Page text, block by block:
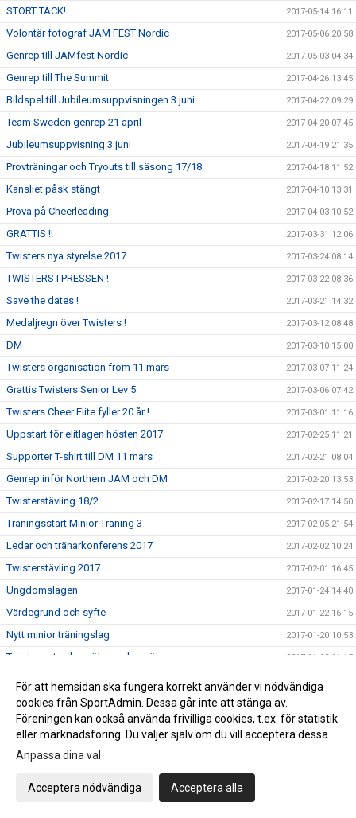
STORT TACK! 2017-05-14 16:11
Volontär fotograf JAM FEST Nordic 2017-05-06 20:58
Genrep till JAMfest Nordic 2017-05-03 04:34
Genrep till The Summit 2017-04-26 13:45
Bildspel till Jubileumsuppvisningen 3 juni 2017-04-22 09:29
Team Sweden genrep 21 april 2017-04-20 07:45
Jubileumsuppvisning 3 juni 2017-04-19 21:35
Provträningar och Tryouts till säsong 17/18 2017-04-18 11:52
Kansliet påsk stängt 2017-04-10 13:31
Prova på Cheerleading 2017-04-03 10:52
GRATTIS !! 2017-03-31 12:06
Twisters nya styrelse 2017 2017-03-24 08:14
TWISTERS I PRESSEN ! 2017-03-22 08:36
Save the dates ! 2017-03-21 14:32
Medaljregn över Twisters ! 2017-03-12 08:48
DM 2017-03-10 15:00
Twisters organisation from 11 mars 2017-03-07 11:24
Grattis Twisters Senior Lev 5 2017-03-06 07:42
Twisters Cheer Elite fyller 20 år ! 2017-03-01 11:16
Uppstart för elitlagen hösten 2017 2017-02-25 11:21
Supporter T-shirt till DM 11 mars 2017-02-21 08:04
Genrep inför Northern JAM och DM 2017-02-20 13:53
Twisterstävling 18/2 2017-02-17 14:50
Träningsstart Minior Träning 3 2017-02-05 21:54
Ledar och tränarkonferens 2017 2017-02-02 10:24
Twisterstävling 2017 2017-02-01 16:45
Ungdomslagen 2017-01-24 14:40
Värdegrund och syfte 2017-01-22 16:15
Nytt minior träningslag 2017-01-20 10:53
Twisters styrelse söker ny kassör 2017-01-18 11:15
ÅRSMÖTE Twisters 2017-01-18 11:11
Ledarutbildning SISU 11 februari
Träna med landslaget - nu på fredag! 2017-01-05 13:36
Tack SISU!
För att hemsidan ska fungera korrekt använder vi nödvändiga
cookies från SportAdmin. Dessa går inte att stänga av.
Föreningen kan också använda frivilliga cookies, t.ex. för statistik
eller marknadsföring. Du väljer själv om du vill acceptera dessa.
Anpassa dina val
Acceptera nödvändiga Acceptera alla